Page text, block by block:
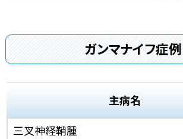
ガンマナイフ症例
主病名
三叉神経鞘腫